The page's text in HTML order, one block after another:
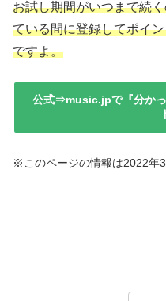
お試し期間がいつまで続
ている間に登録してポイ
ですよ。
公式⇒music.jpで『分か
※このページの情報は2022年3